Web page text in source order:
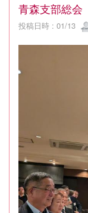
青森支部総会
投稿日時 : 01/13